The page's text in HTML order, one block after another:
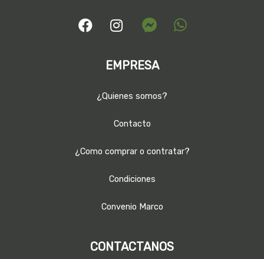
EMPRESA
¿Quienes somos?
Contacto
¿Como comprar o contratar?
Condiciones
Convenio Marco
CONTACTANOS